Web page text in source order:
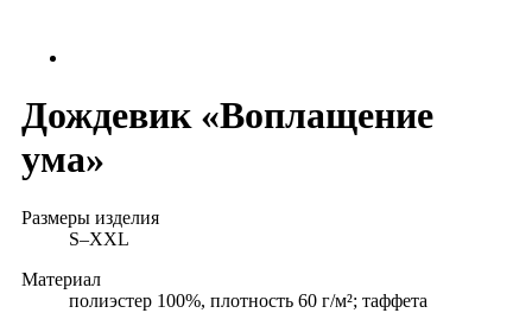
Дождевик «Воплащение
ума»
Размеры изделия
S–XXL
Материал
полиэстер 100%, плотность 60 г/м²; таффета